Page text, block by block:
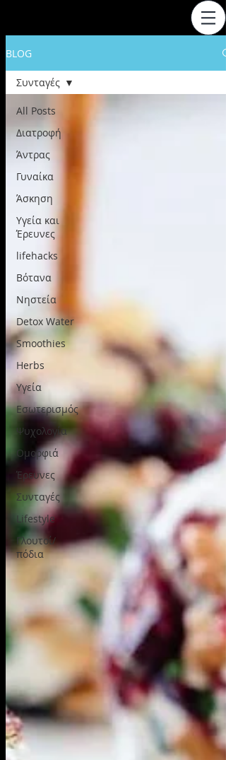
BLOG
All Posts
Διατροφή
Άντρας
Γυναίκα
Άσκηση
Υγεία και
Έρευνες
lifehacks
Βότανα
Νηστεία
Detox Water
Smoothies
Herbs
Υγεία
Εσωτερισμός
Ψυχολογία
Ομορφιά
Έρευνες
Συνταγές
Lifestyle
Γλουτοί/
πόδια
Συνταγές